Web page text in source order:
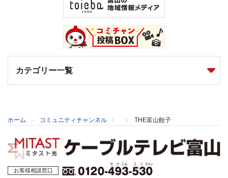
カテゴリー一覧
ホーム コミュニティチャンネル THE富山餃子
お客様相談窓口